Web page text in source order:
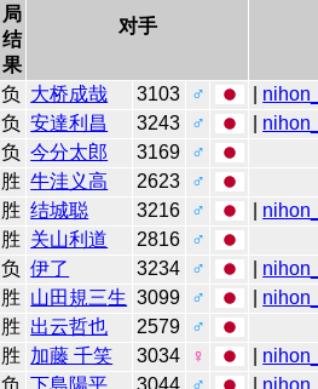
局
结
果
对手
负 大桥成哉 3103 ♂
负 安達利昌 3243 ♂
负 今分太郎 3169
♂
胜 牛洼义高 2623
♂
胜 结城聪 3216 ♂
胜 关山利道 2816
♂
负 伊了 3234 ♂
胜 山田規三生 3099 ♂
胜 出云哲也 2579
♂
胜 加藤 千笑 3034 ♀
负 下島陽平 3044 ♂